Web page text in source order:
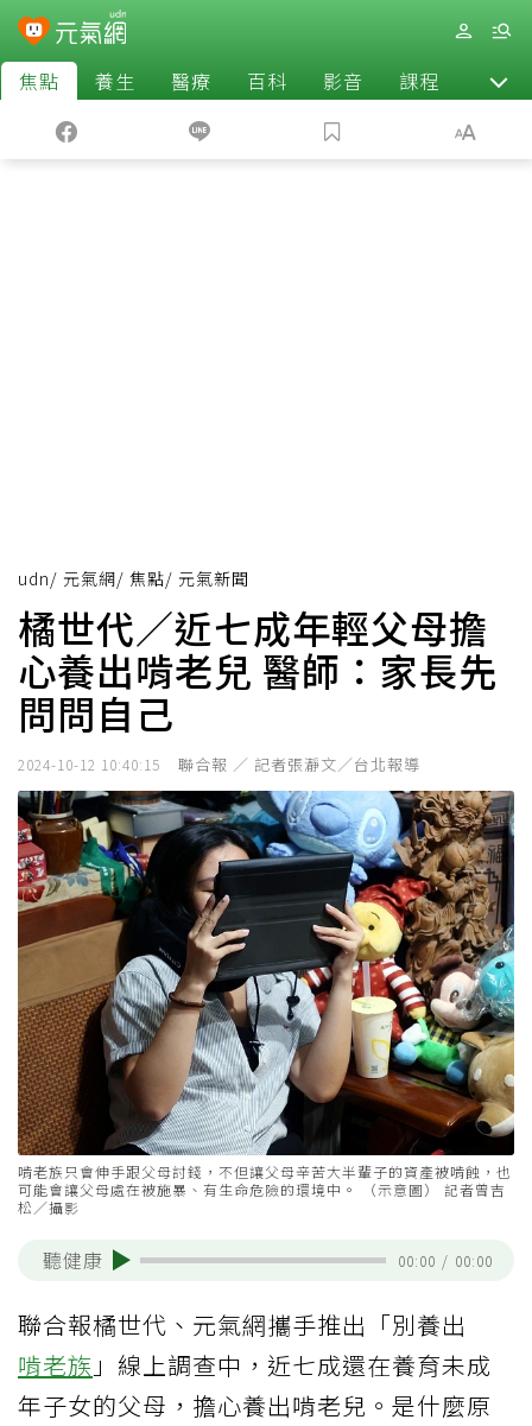
焦點 養生 醫療 百科 影音 課程 退休
udn/ 元氣網/ 焦點/ 元氣新聞
橘世代／近七成年輕父母擔
心養出啃老兒 醫師：家長先
問問自己
2024-10-12 10:40:15 聯合報 ／ 記者張瀞文／台北報導
啃老族只會伸手跟父母討錢，不但讓父母辛苦大半輩子的資產被啃蝕，也
可能會讓父母處在被施暴、有生命危險的環境中。 （示意圖） 記者曾吉
松／攝影
聽健康 00:00 / 00:00
聯合報橘世代、元氣網攜手推出「別養出
啃老族 」線上調查中，近七成還在養育未成
年子女的父母，擔心養出啃老兒。是什麼原